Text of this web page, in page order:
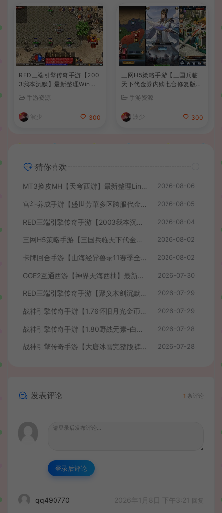
RED三端引擎传奇手游【200
3我本沉默】最新整理Win系
服务端+安卓苹果PC三端+详
细搭建教程
手游资源
波少 300
三网H5策略手游【三国兵临
天下代金券内购七合修复版】
最新整理单机一键即玩镜像端
+Linux手工服务端+管理后台
+GM授权后台+简易安卓客户
端+详细搭建教程+视频教程
手游资源
波少 300
猜你喜欢
MT3换皮MH【天穹西游】最新整理Linux手工服务端+安卓苹果双端+GM后台+详细搭建教程+全套源码+视频教程 2026-08-06
宫斗养成手游【盛世芳華多区跨服代金券本地优化版】最新整理单机一键即玩端+Linux手工服务端+CDK授权后台+安卓+详细搭建教程 2026-08-05
RED三端引擎传奇手游【2003我本沉默】最新整理Win系服务端+安卓苹果PC三端+详细搭建教程 2026-08-04
三网H5策略手游【三国兵临天下代金券内购七合修复版】最新整理单机一键即玩镜像端+Linux手工服务端+管理后台+GM授权后台+简易安卓客户端+详细搭建教程+视频教程 2026-08-02
卡牌回合手游【山海经异兽录11赛季全人物代金券内购版】最新整理WIN系服务端+授权GM后台+管理后台+热更修改工具+安卓+详细搭建教程 2026-08-02
GGE2互通西游【神界天海西柚】最新整理Win系服务端+安卓苹果PC三端+内置GM工具+全套源码+详细搭建教程+视频教程 2026-07-30
RED三端引擎传奇手游【聚义木剑沉默高仿嘟嘟沉默】最新整理Win系服务端+安卓苹果PC三端+详细搭建教程 2026-07-29
战神引擎传奇手游【1.76怀旧月光金币版】最新整理Win系复古服务端+安卓苹果双端+GM授权物品后台+详细搭建教程 2026-07-29
战神引擎传奇手游【1.80野战元素-白猪7.2免授权】最新整理Win系特色服务端+安卓+GM授权物品后台+详细搭建教程 2026-07-28
战神引擎传奇手游【大唐冰雪完整版裤衩7.0免授权】最新整理Win系特色服务端+GM授权后台+安卓苹果双端+详细搭建教程 2026-07-28
发表评论 1 条评论
登录后评论
qq490770 2026年1月8日 下午3:21